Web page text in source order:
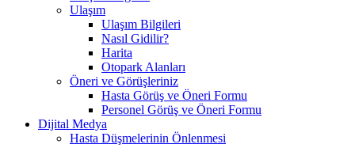
Ulaşım
Ulaşım Bilgileri
Nasıl Gidilir?
Harita
Otopark Alanları
Öneri ve Görüşleriniz
Hasta Görüş ve Öneri Formu
Personel Görüş ve Öneri Formu
Dijital Medya
Hasta Düşmelerinin Önlenmesi